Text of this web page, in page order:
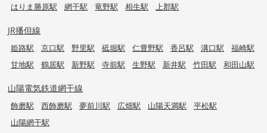
はりま勝原駅
網干駅 竜野駅 相生駅 上郡駅
JR播但線
姫路駅 京口駅 野里駅 砥堀駅 仁豊野駅 香呂駅 溝口駅
福崎駅
甘地駅
鶴居駅 新野駅 寺前駅 生野駅 新井駅 竹田駅 和田山駅
山陽電気鉄道網干線
飾磨駅 西飾磨駅 夢前川駅 広畑駅 山陽天満駅
平松駅
山陽網干駅